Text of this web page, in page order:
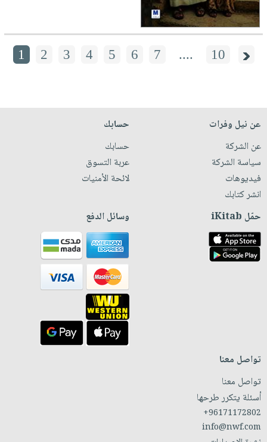
1 2 3 4 5 6 7 .... 10
عن نيل وفرات
عن الشركة
سياسة الشركة
فيديوهات
انشر كتابك
حسابك
حسابك
عربة التسوق
لائحة الأمنيات
حمّل iKitab وسائل الدفع
تواصل معنا
تواصل معنا
أسئلة يتكرر طرحها
+96171172802
info@nwf.com